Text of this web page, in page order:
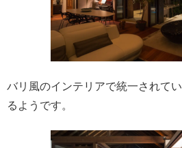
バリ風のインテリアで統一されて
るようです。